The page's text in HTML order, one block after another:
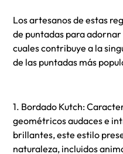
Los artesanos de estas
de puntadas para adornar
cuales contribuye a la
de las puntadas más
1. Bordado Kutch:
geométricos audaces e
brillantes, este estilo
naturaleza, incluidos